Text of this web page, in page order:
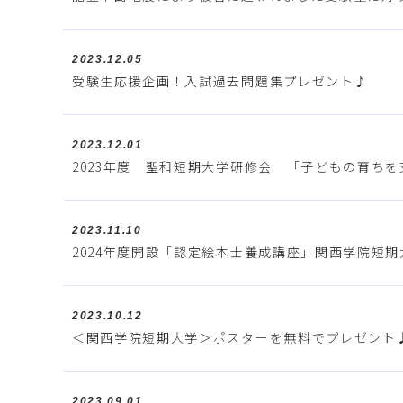
2023.12.05
受験生応援企画！入試過去問題集プレゼント♪
2023.12.01
2023年度 聖和短期大学研修会 「子どもの育ちを
2023.11.10
2024年度開設「認定絵本士養成講座」関西学院短期
2023.10.12
＜関西学院短期大学＞ポスターを無料でプレゼント